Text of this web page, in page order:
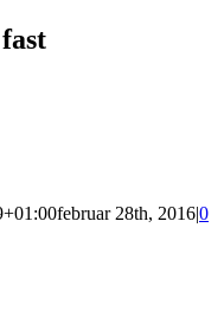
februar 28th, 2016|0